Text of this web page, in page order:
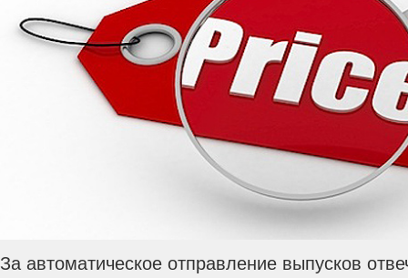
За автоматическое отправление выпусков